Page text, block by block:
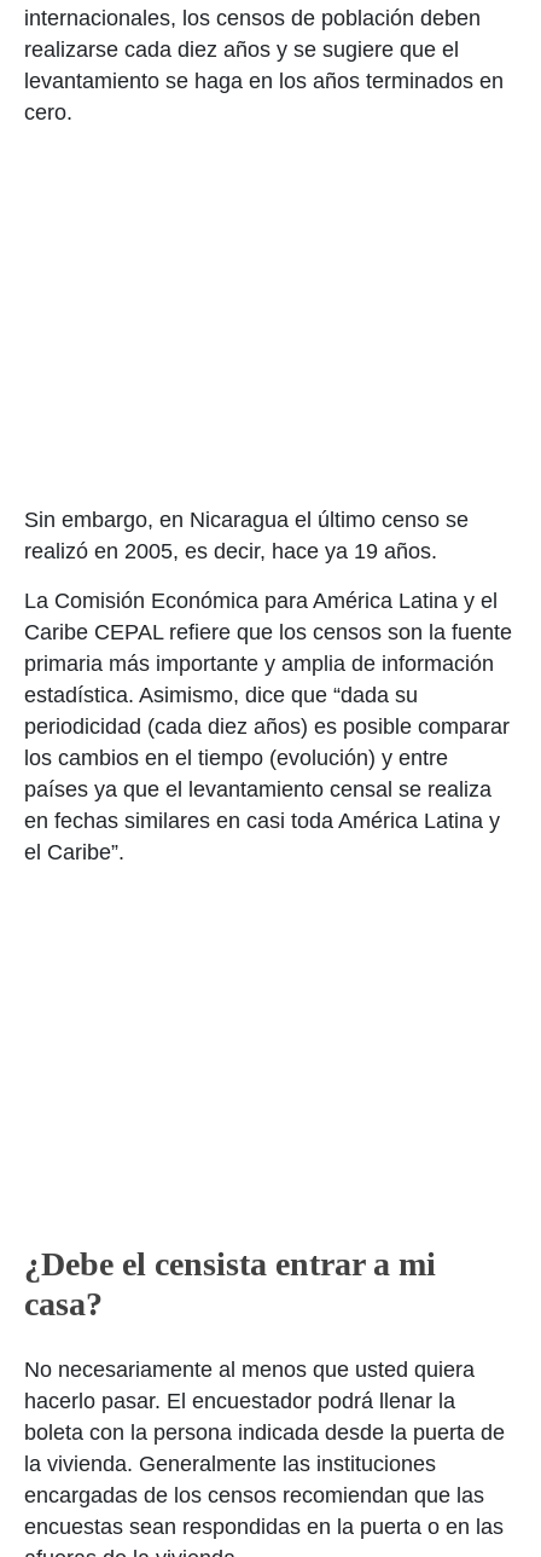
internacionales, los censos de población deben
realizarse cada diez años y se sugiere que el
levantamiento se haga en los años terminados en
cero.
Sin embargo, en Nicaragua el último censo se
realizó en 2005, es decir, hace ya 19 años.
La Comisión Económica para América Latina y el
Caribe CEPAL refiere que los censos son la fuente
primaria más importante y amplia de información
estadística. Asimismo, dice que “dada su
periodicidad (cada diez años) es posible comparar
los cambios en el tiempo (evolución) y entre
países ya que el levantamiento censal se realiza
en fechas similares en casi toda América Latina y
el Caribe”.
¿Debe el censista entrar a mi
casa?
No necesariamente al menos que usted quiera
hacerlo pasar. El encuestador podrá llenar la
boleta con la persona indicada desde la puerta de
la vivienda. Generalmente las instituciones
encargadas de los censos recomiendan que las
encuestas sean respondidas en la puerta o en las